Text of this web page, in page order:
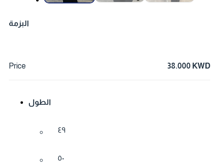
البزمة
Price 38.000 KWD
الطول
٤٩
٥٠